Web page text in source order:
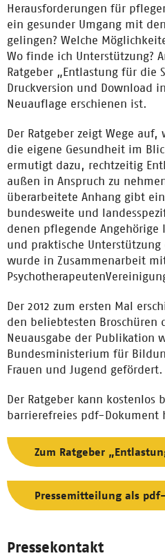
Herausforderungen für
ein gesunder Umgang mit
gelingen? Welche
Wo finde ich Unterstützung?
Ratgeber „Entlastung für die
Druckversion und Download
Neuauflage erschienen ist.
Der Ratgeber zeigt Wege
die eigene Gesundheit im
ermutigt dazu, rechtzeitig
außen in Anspruch zu
überarbeitete Anhang gibt
bundesweite und
denen pflegende
und praktische
wurde in Zusammenarbeit
Der 2012 zum ersten Mal
den beliebtesten Broschüren
Neuausgabe der Publikation
Bundesministerium für
Frauen und Jugend gefördert.
Der Ratgeber kann kostenlos
barrierefreies pdf-Dokument
Zum Ratgeber
Pressemitteilung als
Pressekontakt